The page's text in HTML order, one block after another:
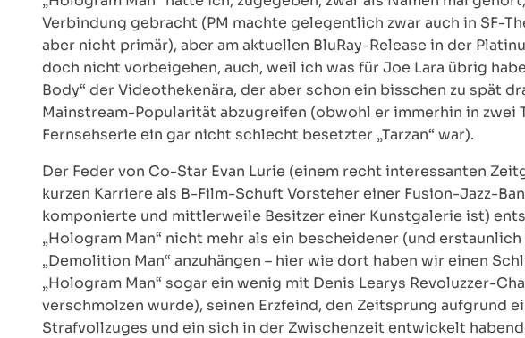
Verbindung gebracht (PM machte gelegentlich zwar auch in SF-
aber nicht primär), aber am aktuellen BluRay-Release in der
doch nicht vorbeigehen, auch, weil ich was für Joe Lara übrig
Body“ der Videothekenära, der aber schon ein bisschen zu spät
Mainstream-Popularität abzugreifen (obwohl er immerhin in zwei
Fernsehserie ein gar nicht schlecht besetzter „Tarzan“ war).
Der Feder von Co-Star Evan Lurie (einem recht interessanten
kurzen Karriere als B-Film-Schuft Vorsteher einer Fusion-Jazz-
komponierte und mittlerweile Besitzer einer Kunstgalerie ist)
„Hologram Man“ nicht mehr als ein bescheidener (und
„Demolition Man“ anzuhängen – hier wie dort haben wir einen
„Hologram Man“ sogar ein wenig mit Denis Learys Revoluzzer-
verschmolzen wurde), seinen Erzfeind, den Zeitsprung aufgrund
Strafvollzuges und ein sich in der Zwischenzeit entwickelt